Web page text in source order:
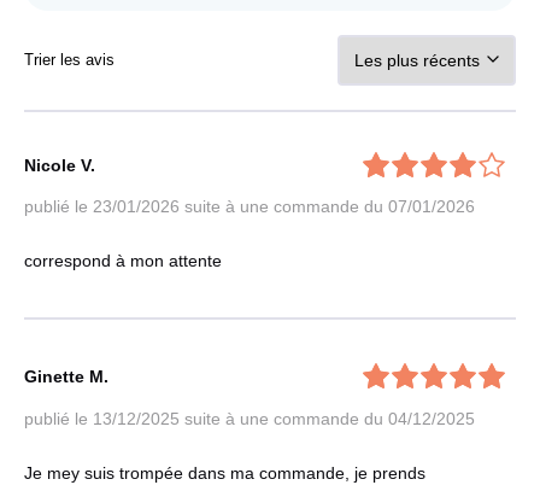
Trier les avis
Nicole V.
publié le 23/01/2026 suite à une commande du 07/01/2026
correspond à mon attente
Ginette M.
publié le 13/12/2025 suite à une commande du 04/12/2025
Je mey suis trompée dans ma commande, je prends